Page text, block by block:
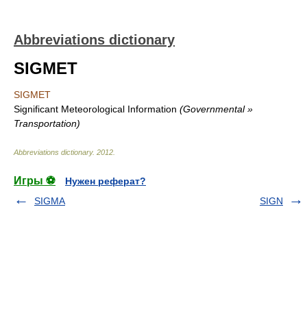
Abbreviations dictionary
SIGMET
SIGMET
Significant Meteorological Information (Governmental »
Transportation)
Abbreviations dictionary. 2012
Игры ⚽
Нужен реферат?
SIGMA
SIGN